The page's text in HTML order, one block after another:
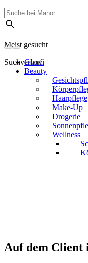
Meist gesucht
Suchverlauf
Goovi
Beauty
Haarpflege
Make-Up
Drogerie
Wellness
Auf dem Client